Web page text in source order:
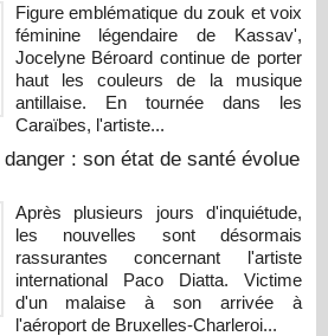
Figure emblématique du zouk et voix
féminine légendaire de Kassav',
Jocelyne Béroard continue de porter
haut les couleurs de la musique
antillaise. En tournée dans les
Caraïbes, l'artiste...
: son état de santé évolue
Après plusieurs jours d'inquiétude,
les nouvelles sont désormais
rassurantes concernant l'artiste
international Paco Diatta. Victime
d'un malaise à son arrivée à
l'aéroport de Bruxelles-Charleroi...